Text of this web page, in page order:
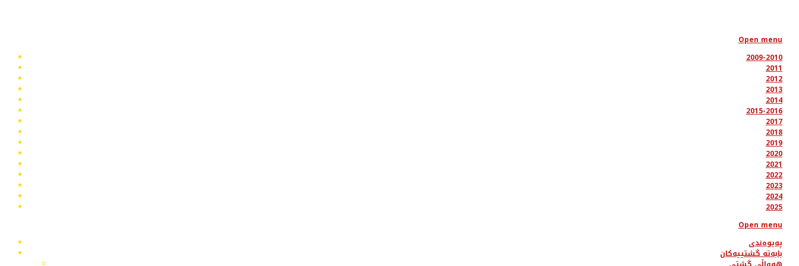
Open menu
2009-2010
2011
2012
2013
2014
2015-2016
2017
2018
2019
2020
2021
2022
2023
2024
2025
Open menu
پەیوەندی
بابەتە گشتییەکان